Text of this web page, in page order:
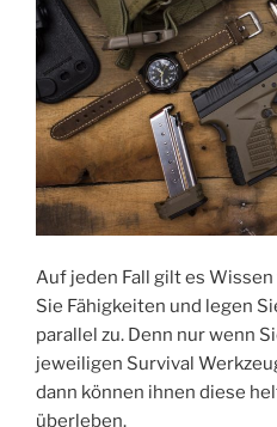
Auf jeden Fall gilt es
Sie Fähigkeiten und legen
parallel zu. Denn nur wenn
jeweiligen Survival
dann können ihnen diese
überleben.